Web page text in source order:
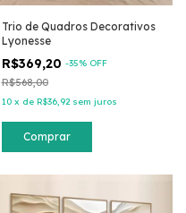
Trio de Quadros Decorativos
Lyonesse
R$369,20 -35% OFF
R$568,00
10 x de R$36,92 sem juros
Comprar